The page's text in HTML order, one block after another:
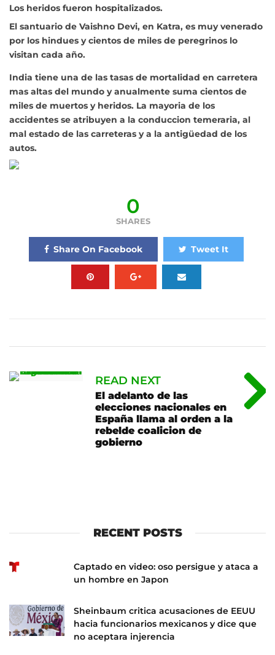
Los heridos fueron hospitalizados.
El santuario de Vaishno Devi, en Katra, es muy venerado
por los hindues y cientos de miles de peregrinos lo
visitan cada año.
India tiene una de las tasas de mortalidad en carretera
mas altas del mundo y anualmente suma cientos de
miles de muertos y heridos. La mayoria de los
accidentes se atribuyen a la conduccion temeraria, al
mal estado de las carreteras y a la antigüedad de los
autos.
0
SHARES
Share On Facebook Tweet It
READ NEXT
El adelanto de las
elecciones nacionales en
España llama al orden a la
rebelde coalicion de
gobierno
RECENT POSTS
Captado en video: oso persigue y ataca a
un hombre en Japon
Sheinbaum critica acusaciones de EEUU
hacia funcionarios mexicanos y dice que
no aceptara injerencia